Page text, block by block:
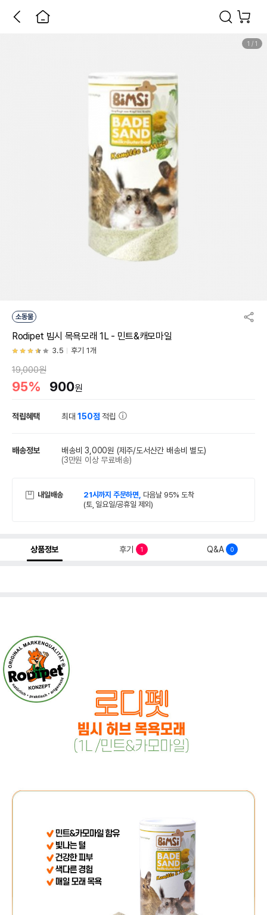
1 / 1
소동물
Rodipet 빔시 목욕모래 1L - 민트&캐모마일
3.5 후기 1개
19,000원
95% 900원
적립혜택 최대150점 적립
배송정보 배송비 3,000원 (제주/도서산간 배송비 별도)
(3만원 이상 무료배송)
내일배송 21시까지 주문하면, 다음날 95% 도착
(토, 일요일/공휴일 제외)
상품정보 후기 1 Q&A 0